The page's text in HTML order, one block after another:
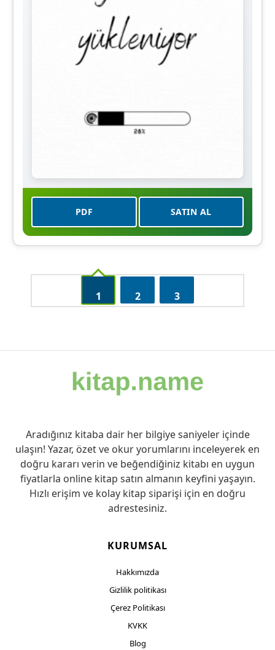
PDF SATIN AL
1 2 3
Aradığınız kitaba dair her bilgiye saniyeler içinde
ulaşın! Yazar, özet ve okur yorumlarını inceleyerek en
doğru kararı verin ve beğendiğiniz kitabı en uygun
fiyatlarla online kitap satın almanın keyfini yaşayın.
Hızlı erişim ve kolay kitap siparişi için en doğru
adrestesiniz.
KURUMSAL
Hakkımızda
Gizlilik politikası
Çerez Politikası
KVKK
Blog